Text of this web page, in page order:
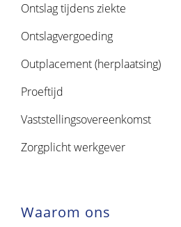
Ontslag tijdens ziekte
Ontslagvergoeding
Outplacement (herplaatsing)
Proeftijd
Vaststellingsovereenkomst
Zorgplicht werkgever
Waarom ons